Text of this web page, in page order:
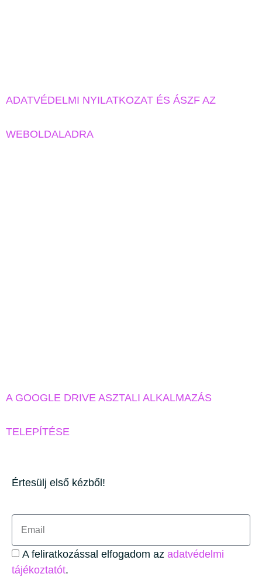
ADATVÉDELMI NYILATKOZAT ÉS ÁSZF AZ
WEBOLDALADRA
A GOOGLE DRIVE ASZTALI ALKALMAZÁS
TELEPÍTÉSE
Értesülj első kézből!
A feliratkozással elfogadom az adatvédelmi
tájékoztatót.